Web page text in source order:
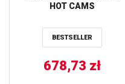
HOT CAMS
BESTSELLER
678,73 zł